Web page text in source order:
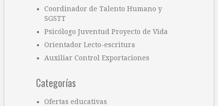
Coordinador de Talento Humano y
SGSTT
Psicólogo Juventud Proyecto de Vida
Orientador Lecto-escritura
Auxiliar Control Exportaciones
Categorías
Ofertas educativas